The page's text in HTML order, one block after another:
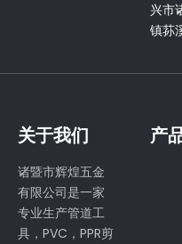
兴市
镇荪
关于我们
诸暨市辉煌五金
有限公司是一家
专业生产管道工
具，PVC，PPR剪
产